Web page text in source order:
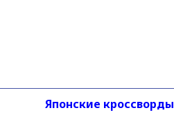
Японские кроссворды